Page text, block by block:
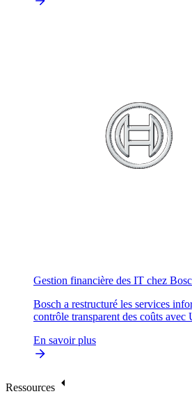
Gestion financière des IT chez
Bosch a restructuré les services
contrôle transparent des coûts avec
En savoir plus
Ressources